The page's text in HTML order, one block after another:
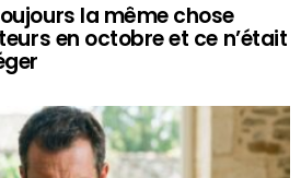
la même chose
en octobre et ce n’était